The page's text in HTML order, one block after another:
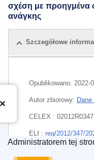
σχέση με προηγμένα
ανάγκης
Szczegółowe
Opublikowano: 2022-
Autor zbiorowy:
CELEX :
ELI : reg/2012/347/
Urząd Publikacji
Administratorem tej